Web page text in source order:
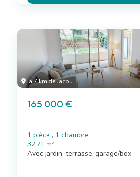
à 7 km de Jacou
165 000 €
1 pièce , 1 chambre
32.71 m²
Avec jardin, terrasse, garage/box